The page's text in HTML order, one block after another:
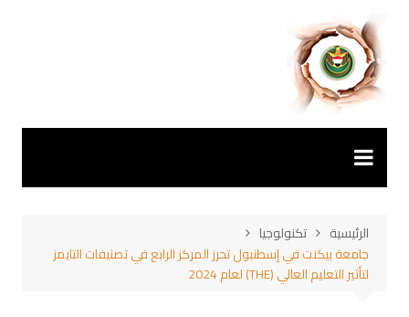
المحتوى
الرئيسية
تكنولوجيا
جامعة بيكنت في إسطنبول تحرز المركز الرابع في تصنيفات التايمز
لتأثير التعليم العالي (THE) لعام 2024